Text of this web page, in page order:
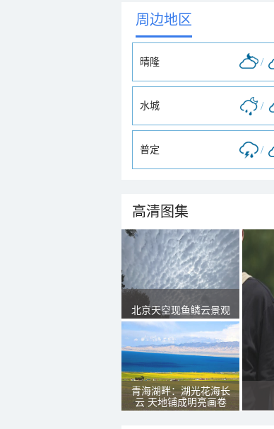
周边地区
晴隆 /
水城 /
普定 /
高清图集
北京天空现鱼鳞云景观
青海湖畔：湖光花海长
云 天地铺成明亮画卷